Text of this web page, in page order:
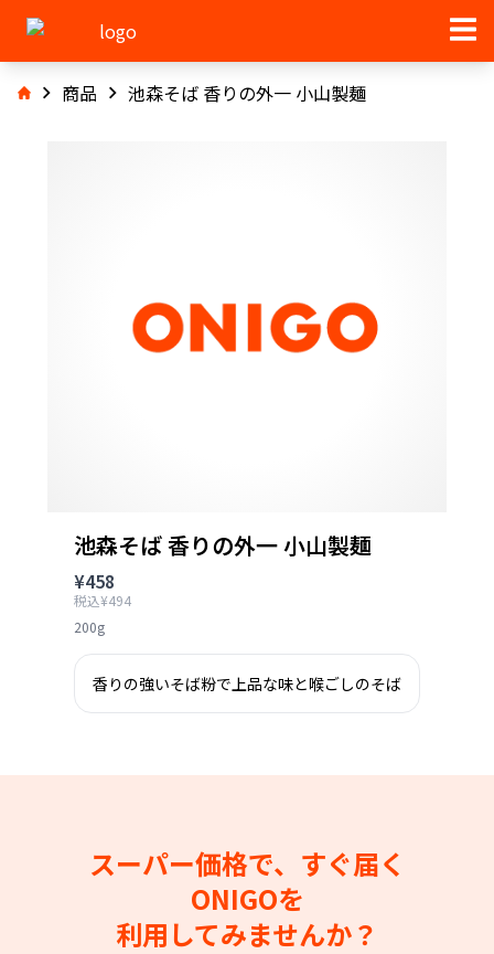
商品 池森そば 香りの外一 小山製麺
池森そば 香りの外一 小山製麺
¥458
税込¥494
200g
香りの強いそば粉で上品な味と喉ごしのそば
スーパー価格で、すぐ届く
ONIGOを
利用してみませんか？